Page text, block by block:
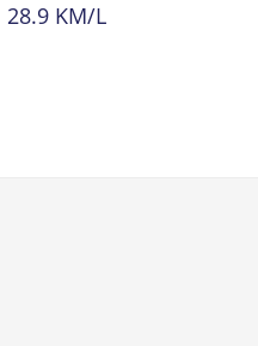
28.9 KM/L